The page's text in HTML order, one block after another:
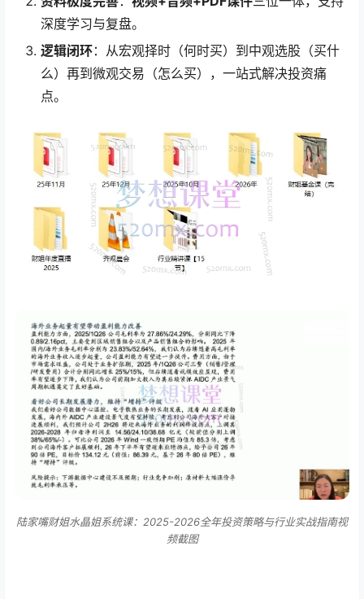
深度学习与复盘。
逻辑闭环：从宏观择时（何时买）到中观选股（买什
么）再到微观交易（怎么买），一站式解决投资痛
点。
陆家嘴财姐水晶姐系统课：2025-2026全年投资策略与行业实战指南视
频截图